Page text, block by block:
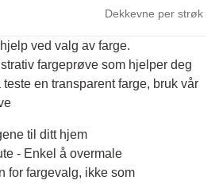
Dekkevne per strøk
ved valg av farge.
fargeprøve som hjelper deg
en transparent farge, bruk vår
til ditt hjem
- Enkel å overmale
for fargevalg, ikke som